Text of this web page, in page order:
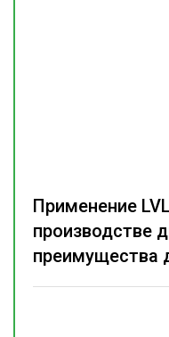
Применение
производстве
преимущества